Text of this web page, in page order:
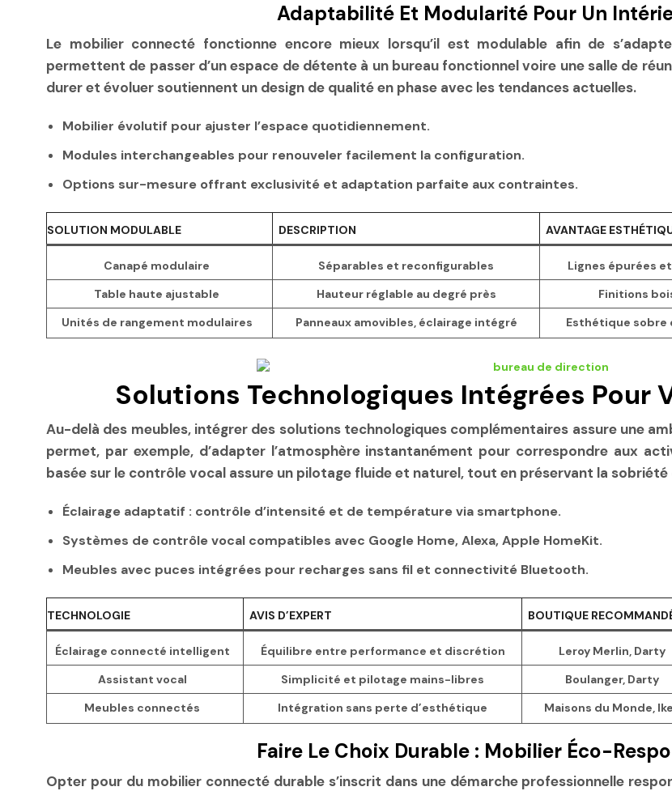
Adaptabilité Et Modularité Pour Un
Le mobilier connecté fonctionne encore mieux lorsqu’il est modulable afin de
permettent de passer d’un espace de détente à un bureau fonctionnel voire une salle de
durer et évoluer soutiennent un design de qualité en phase avec les tendances actuelles.
Mobilier évolutif pour ajuster l’espace quotidiennement.
Modules interchangeables pour renouveler facilement la configuration.
Options sur-mesure offrant exclusivité et adaptation parfaite aux contraintes.
SOLUTION MODULABLE DESCRIPTION AVANTAGE
Canapé modulaire Séparables et reconfigurables Lignes épurées
Table haute ajustable
Hauteur réglable au degré près Finitions
Unités de rangement modulaires
Panneaux amovibles, éclairage intégré Esthétique
Solutions Technologiques Intégrées Pour
Au-delà des meubles, intégrer des solutions technologiques complémentaires assure une
permet, par exemple, d’adapter l’atmosphère instantanément pour correspondre aux
basée sur le contrôle vocal assure un pilotage fluide et naturel, tout en préservant la sobriété
Éclairage adaptatif : contrôle d’intensité et de température via smartphone.
Systèmes de contrôle vocal compatibles avec Google Home, Alexa, Apple HomeKit.
Meubles avec puces intégrées pour recharges sans fil et connectivité Bluetooth.
TECHNOLOGIE AVIS D’EXPERT BOUTIQUE
Éclairage connecté intelligent Équilibre entre performance et discrétion Leroy Merlin, Darty
Assistant vocal
Simplicité et pilotage mains-libres Boulanger, Darty
Meubles connectés
Intégration sans perte d’esthétique Maisons du Monde,
Faire Le Choix Durable : Mobilier Éco-
Opter pour du mobilier connecté durable s’inscrit dans une démarche professionnelle